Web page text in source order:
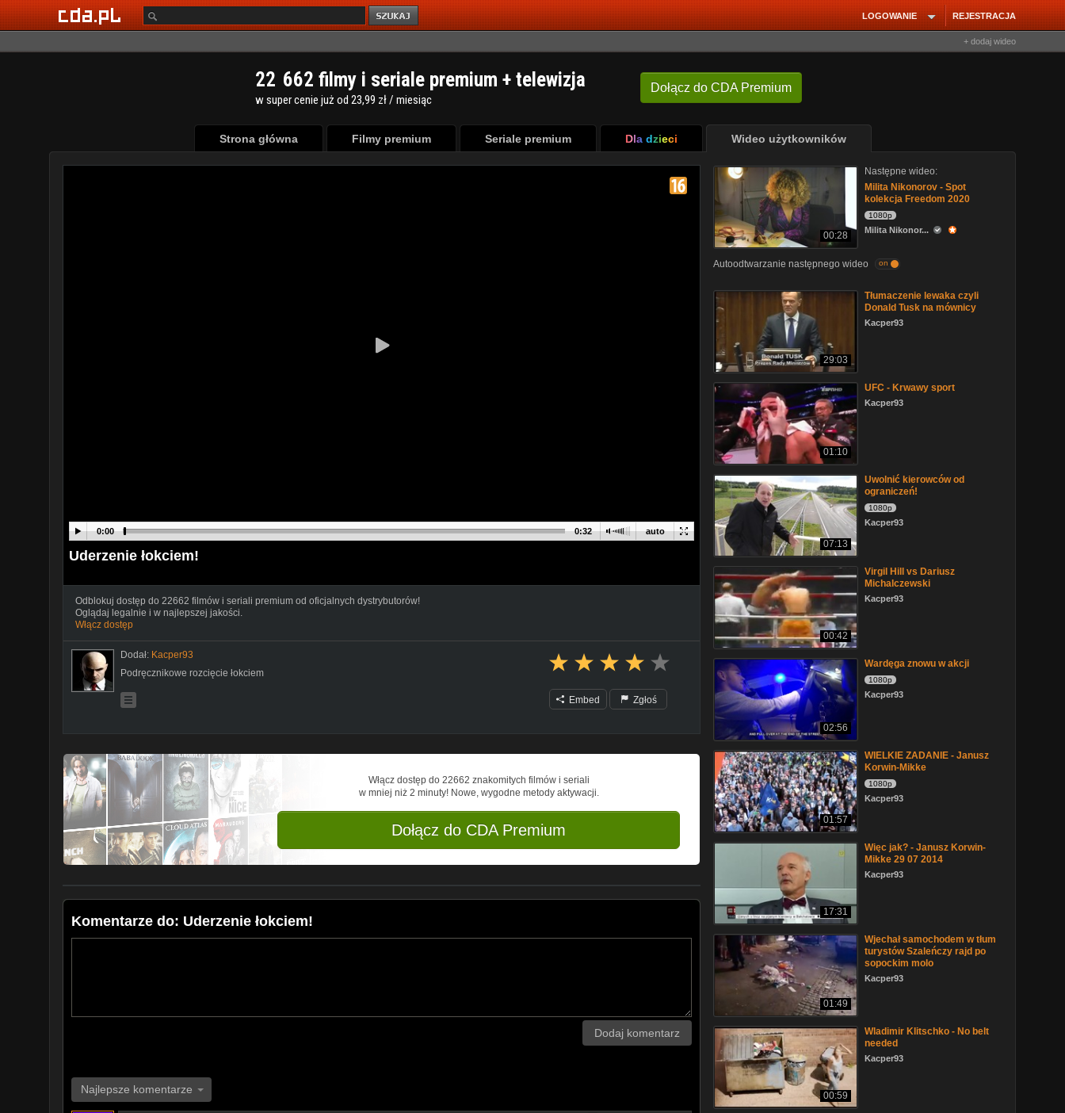
REJESTRACJA
LOGOWANIE
+ dodaj wideo
Dołącz do CDA Premium
22 662 filmy i seriale premium + telewizja
w super cenie już od 23,99 zł / miesiąc
Strona główna Filmy premium Seriale premium Dla dzieci Wideo użytkowników
auto
0:00 0:32
Uderzenie łokciem!
Odblokuj dostęp do 22662 filmów i seriali premium od oficjalnych dystrybutorów!
Oglądaj legalnie i w najlepszej jakości.
Włącz dostęp
Dodał: Kacper93
Podręcznikowe rozcięcie łokciem
Embed Zgłoś
Włącz dostęp do 22662 znakomitych filmów i seriali
w mniej niż 2 minuty! Nowe, wygodne metody aktywacji.
Dołącz do CDA Premium
Komentarze do: Uderzenie łokciem!
Dodaj komentarz
Najlepsze komentarze
00:28
Następne wideo:
Milita Nikonorov - Spot
kolekcja Freedom 2020
1080p
Milita Nikonor...
Autoodtwarzanie następnego wideo on
29:03
Tłumaczenie lewaka czyli
Donald Tusk na mównicy
Kacper93
01:10
UFC - Krwawy sport
Kacper93
07:13
Uwolnić kierowców od
ograniczeń!
1080p
Kacper93
00:42
Virgil Hill vs Dariusz
Michalczewski
Kacper93
02:56
Wardęga znowu w akcji
1080p
Kacper93
01:57
WIELKIE ZADANIE - Janusz
Korwin-Mikke
1080p
Kacper93
17:31
Więc jak? - Janusz Korwin-
Mikke 29 07 2014
Kacper93
01:49
Wjechał samochodem w tłum
turystów Szaleńczy rajd po
sopockim molo
Kacper93
00:59
Wladimir Klitschko - No belt
needed
Kacper93